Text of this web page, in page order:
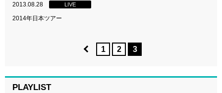
2013.08.28 LIVE
2014年日本ツアー
1 2 3
PLAYLIST